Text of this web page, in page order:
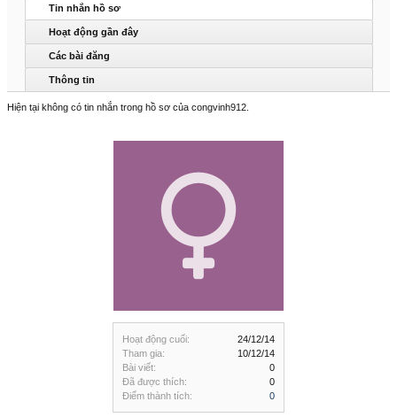
Hoạt động cuối:
24/12/14
Tham gia:
10/12/14
Bài viết:
0
Đã được thích:
0
Điểm thành tích:
0
Tin nhắn hồ sơ
Hoạt động gần đây
Các bài đăng
Thông tin
Hiện tại không có tin nhắn trong hồ sơ của congvinh912.